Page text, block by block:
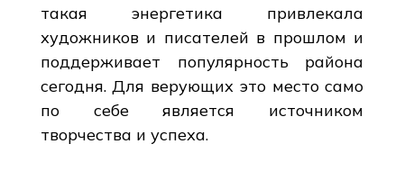
такая энергетика привлекала
художников и писателей в прошлом и
поддерживает популярность района
сегодня. Для верующих это место само
по себе является источником
творчества и успеха.